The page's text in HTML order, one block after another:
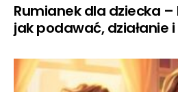
Rumianek dla dziecka
jak podawać, działanie